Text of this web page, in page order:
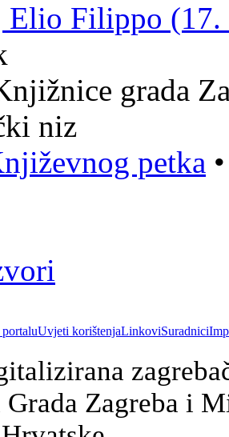
Elio Filippo
grada
niz
petka
Uvjeti korištenjaLinkoviSuradnici
Grada Zagreba i